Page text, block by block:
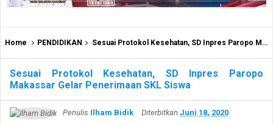
Home PENDIDIKAN Sesuai Protokol Kesehatan, SD Inpres Paropo Makassar Gelar Penerimaan SKL Siswa
Sesuai Protokol Kesehatan, SD Inpres Paropo
Makassar Gelar Penerimaan SKL Siswa
Penulis Ilham Bidik Diterbitkan Juni 18, 2020